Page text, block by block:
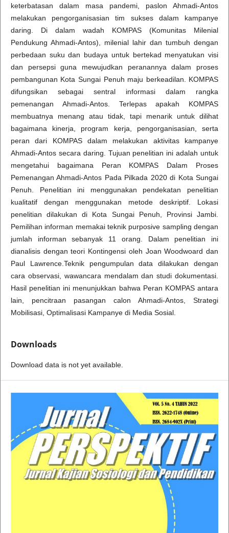
keterbatasan dalam masa pandemi, paslon Ahmadi-Antos
melakukan pengorganisasian tim sukses dalam kampanye
daring. Di dalam wadah KOMPAS (Komunitas Milenial
Pendukung Ahmadi-Antos), milenial lahir dan tumbuh dengan
perbedaan suku dan budaya untuk bertekad menyatukan visi
dan persepsi guna mewujudkan peranannya dalam proses
pembangunan Kota Sungai Penuh maju berkeadilan. KOMPAS
difungsikan sebagai sentral informasi dalam rangka
pemenangan Ahmadi-Antos. Terlepas apakah KOMPAS
membuatnya menang atau tidak, tapi menarik untuk dilihat
bagaimana kinerja, program kerja, pengorganisasian, serta
peran dari KOMPAS dalam melakukan aktivitas kampanye
Ahmadi-Antos secara daring. Tujuan penelitian ini adalah untuk
mengetahui bagaimana Peran KOMPAS Dalam Proses
Pemenangan Ahmadi-Antos Pada Pilkada 2020 di Kota Sungai
Penuh. Penelitian ini menggunakan pendekatan penelitian
kualitatif dengan menggunakan metode deskriptif. Lokasi
penelitian dilakukan di Kota Sungai Penuh, Provinsi Jambi.
Pemilihan informan memakai teknik purposive sampling dengan
jumlah informan sebanyak 11 orang. Dalam penelitian ini
dianalisis dengan teori Kontingensi oleh Joan Woodwoard dan
Paul Lawrence.Teknik pengumpulan data dilakukan dengan
cara observasi, wawancara mendalam dan studi dokumentasi.
Hasil penelitian ini menunjukkan bahwa Peran KOMPAS antara
lain, pencitraan pasangan calon Ahmadi-Antos, Strategi
Mobilisasi, Optimalisasi Kampanye di Media Sosial.
Downloads
Download data is not yet available.